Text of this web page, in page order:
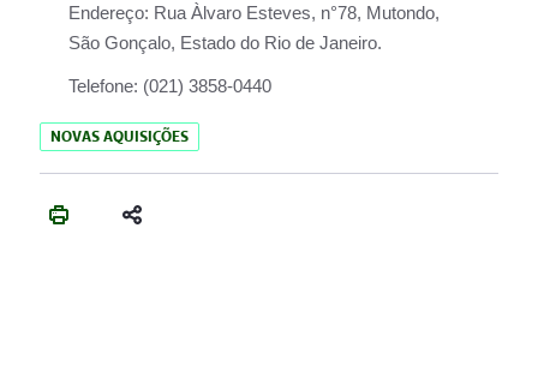
Endereço: Rua Àlvaro Esteves, n°78, Mutondo,
São Gonçalo, Estado do Rio de Janeiro.
Telefone: (021) 3858-0440
NOVAS AQUISIÇÕES